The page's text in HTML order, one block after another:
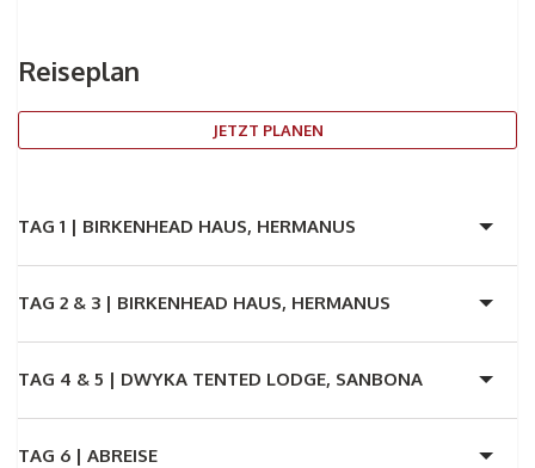
Reiseplan
JETZT PLANEN
TAG 1 | BIRKENHEAD HAUS, HERMANUS
TAG 2 & 3 | BIRKENHEAD HAUS, HERMANUS
TAG 4 & 5 | DWYKA TENTED LODGE, SANBONA
TAG 6 | ABREISE